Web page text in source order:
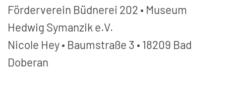
Förderverein Büdnerei 202 • Museum
Hedwig Symanzik e.V.
Nicole Hey • Baumstraße 3 • 18209 Bad
Doberan